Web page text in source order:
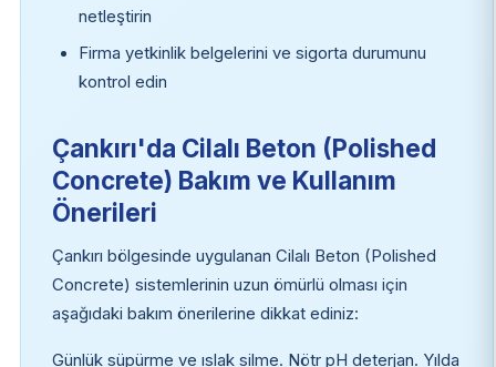
netleştirin
Firma yetkinlik belgelerini ve sigorta durumunu
kontrol edin
Çankırı'da Cilalı Beton (Polished
Concrete) Bakım ve Kullanım
Önerileri
Çankırı bölgesinde uygulanan Cilalı Beton (Polished
Concrete) sistemlerinin uzun ömürlü olması için
aşağıdaki bakım önerilerine dikkat ediniz:
Günlük süpürme ve ıslak silme. Nötr pH deterjan. Yılda